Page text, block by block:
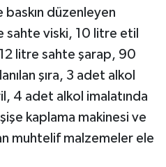
düzenleyen
sahte viski, 10 litre etil
litre sahte şarap, 90
şıra, 3 adet alkol
4 adet alkol imalatında
kaplama makinesi ve
muhtelif malzemeler ele